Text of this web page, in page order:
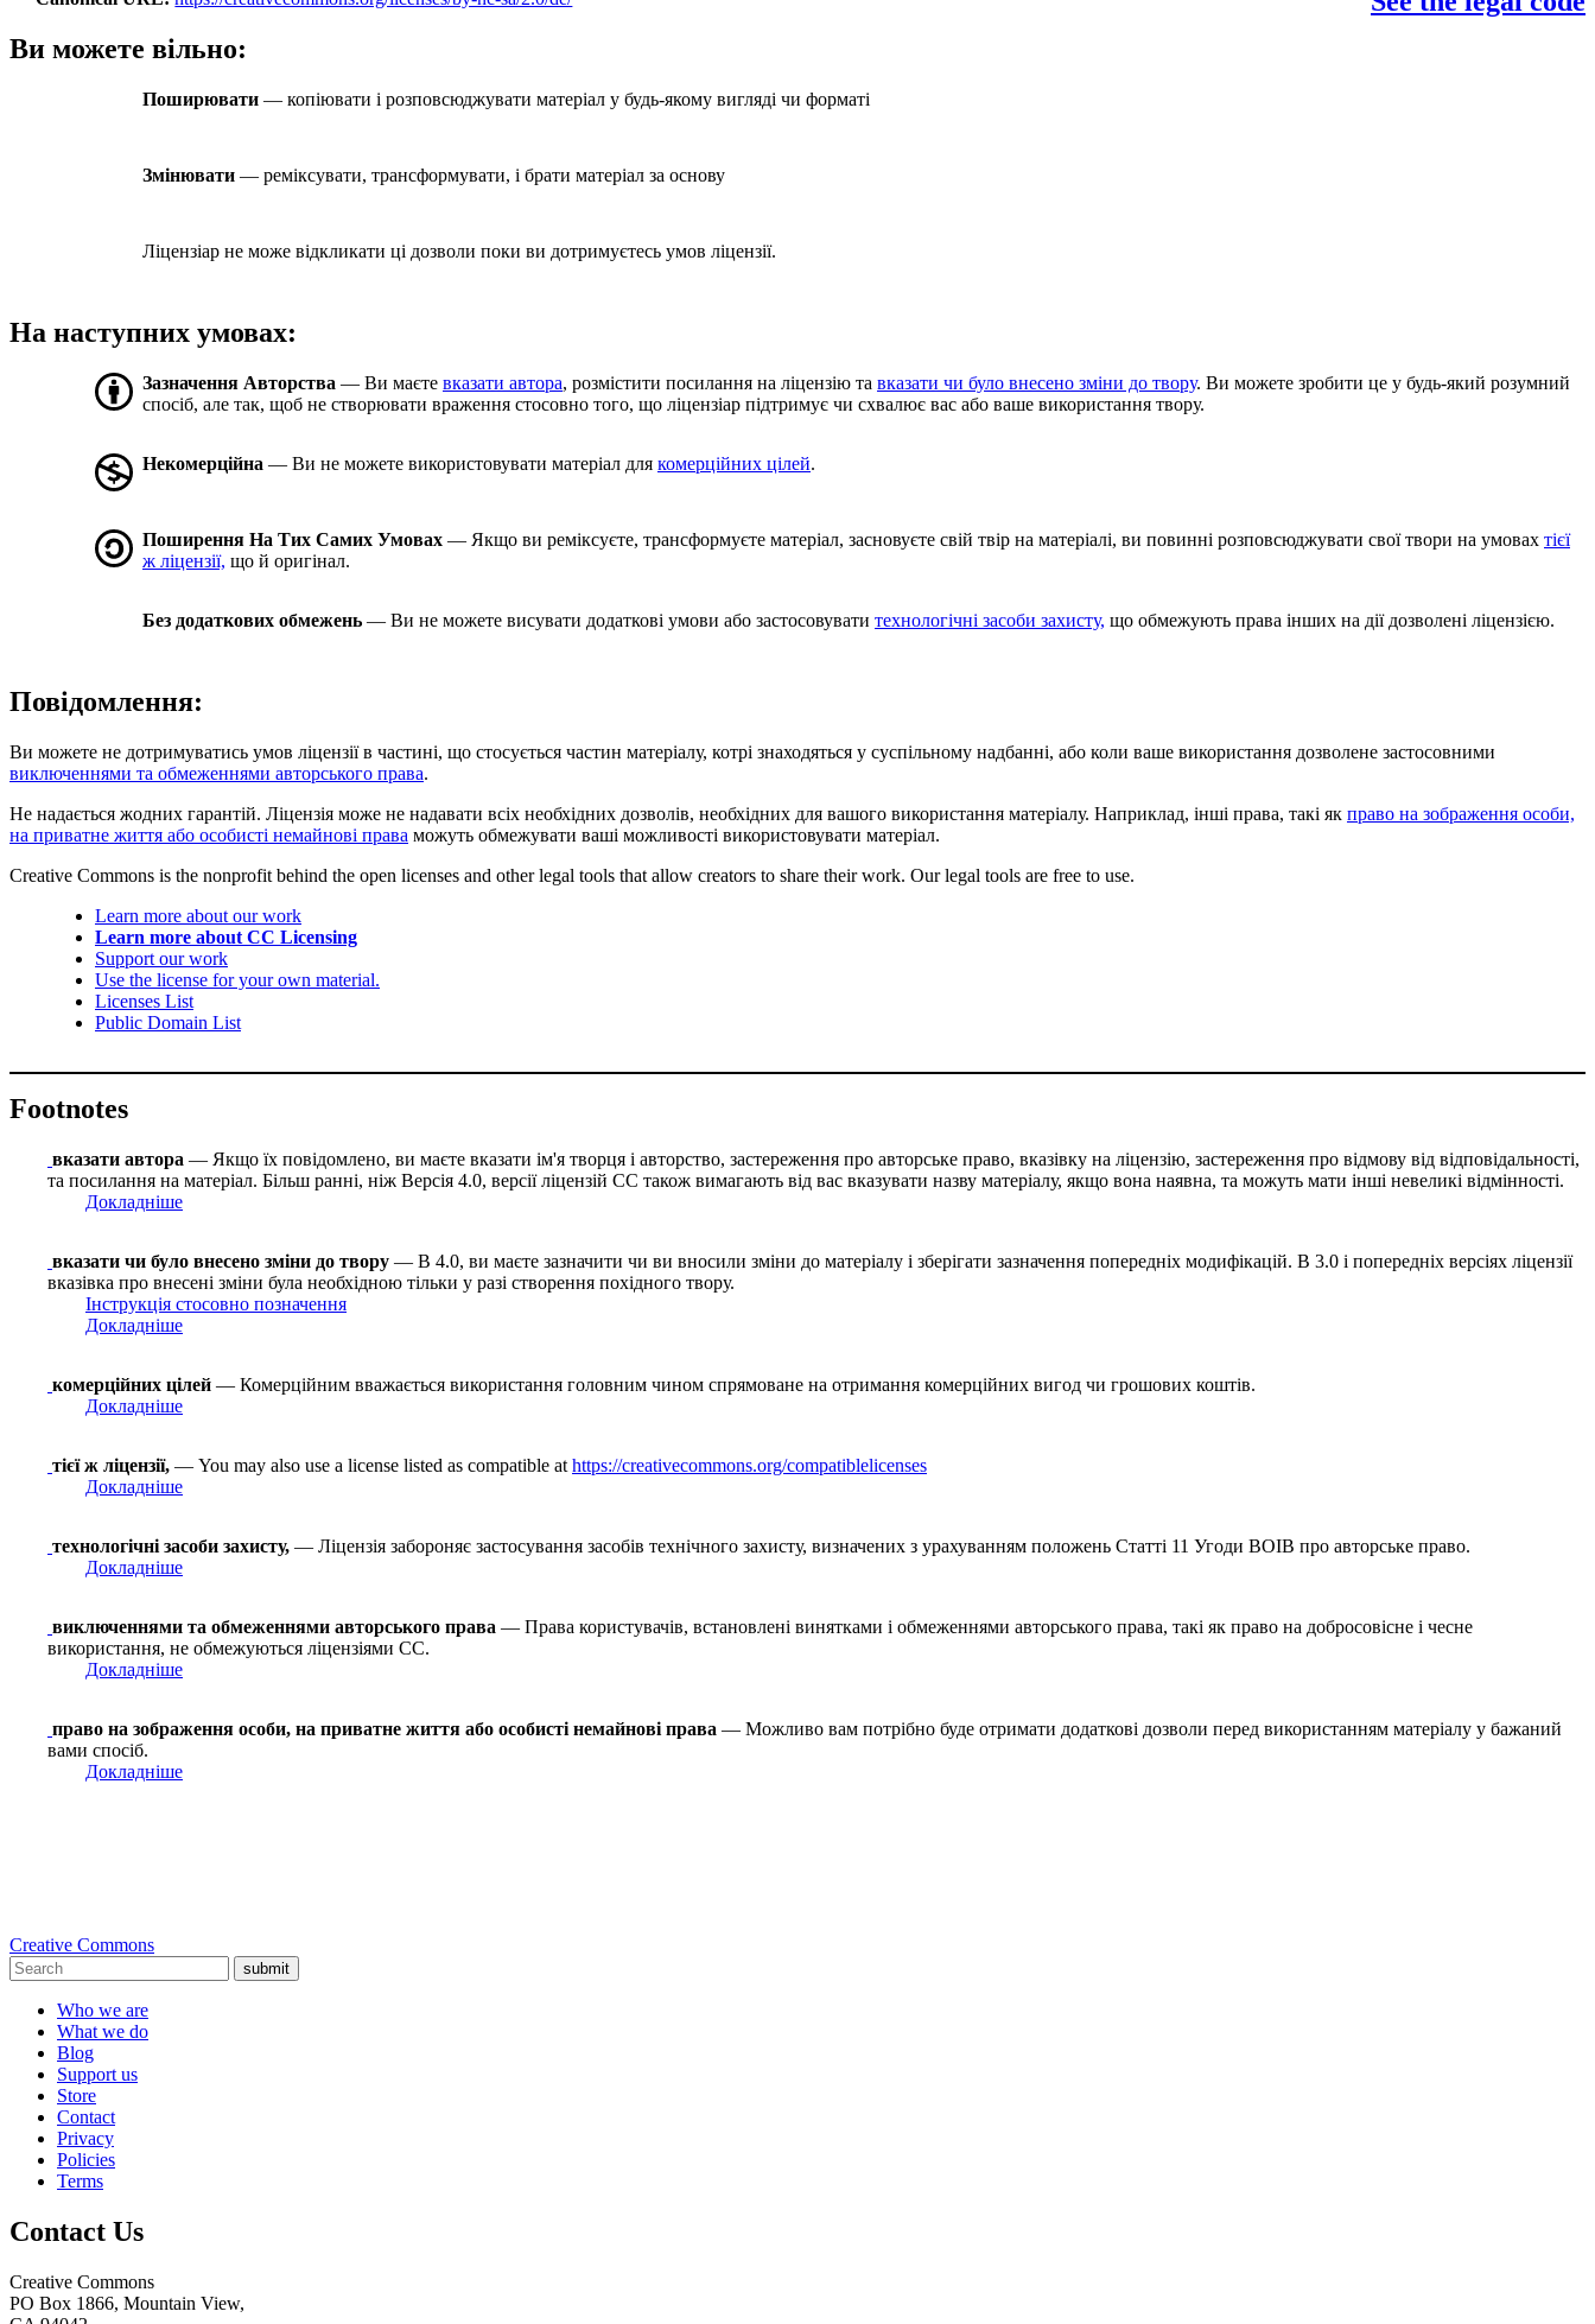
Ви можете вільно:
Поширювати — копіювати і розповсюджувати матеріал у будь-якому вигляді чи форматі
Змінювати — реміксувати, трансформувати, і брати матеріал за основу
Ліцензіар не може відкликати ці дозволи поки ви дотримуєтесь умов ліцензії.
На наступних умовах:
Зазначення Авторства — Ви маєте вказати автора, розмістити посилання на ліцензію та вказати чи було внесено зміни до твору. Ви можете зробити це у будь-який розумний
спосіб, але так, щоб не створювати враження стосовно того, що ліцензіар підтримує чи схвалює вас або ваше використання твору.
Некомерційна — Ви не можете використовувати матеріал для комерційних цілей.
Поширення На Тих Самих Умовах — Якщо ви реміксуєте, трансформуєте матеріал, засновуєте свій твір на матеріалі, ви повинні розповсюджувати свої твори на умовах тієї
ж ліцензії, що й оригінал.
Без додаткових обмежень — Ви не можете висувати додаткові умови або застосовувати технологічні засоби захисту, що обмежують права інших на дії дозволені ліцензією.
Повідомлення:
Ви можете не дотримуватись умов ліцензії в частині, що стосується частин матеріалу, котрі знаходяться у суспільному надбанні, або коли ваше використання дозволене застосовними
виключеннями та обмеженнями авторського права.
Не надається жодних гарантій. Ліцензія може не надавати всіх необхідних дозволів, необхідних для вашого використання матеріалу. Наприклад, інші права, такі як право на зображення особи,
на приватне життя або особисті немайнові права можуть обмежувати ваші можливості використовувати матеріал.
Creative Commons is the nonprofit behind the open licenses and other legal tools that allow creators to share their work. Our legal tools are free to use.
Learn more about our work
Learn more about CC Licensing
Support our work
Use the license for your own material.
Licenses List
Public Domain List
Footnotes
вказати автора — Якщо їх повідомлено, ви маєте вказати ім'я творця і авторство, застереження про авторське право, вказівку на ліцензію, застереження про відмову від відповідальності,
та посилання на матеріал. Більш ранні, ніж Версія 4.0, версії ліцензій CC також вимагають від вас вказувати назву матеріалу, якщо вона наявна, та можуть мати інші невеликі відмінності.
Докладніше
вказати чи було внесено зміни до твору — В 4.0, ви маєте зазначити чи ви вносили зміни до матеріалу і зберігати зазначення попередніх модифікацій. В 3.0 і попередніх версіях ліцензії
вказівка про внесені зміни була необхідною тільки у разі створення похідного твору.
Інструкція стосовно позначення
Докладніше
комерційних цілей — Комерційним вважається використання головним чином спрямоване на отримання комерційних вигод чи грошових коштів.
Докладніше
тієї ж ліцензії, — You may also use a license listed as compatible at https://creativecommons.org/compatiblelicenses
Докладніше
технологічні засоби захисту, — Ліцензія забороняє застосування засобів технічного захисту, визначених з урахуванням положень Статті 11 Угоди ВОІВ про авторське право.
Докладніше
виключеннями та обмеженнями авторського права — Права користувачів, встановлені винятками і обмеженнями авторського права, такі як право на добросовісне і чесне
використання, не обмежуються ліцензіями СС.
Докладніше
право на зображення особи, на приватне життя або особисті немайнові права — Можливо вам потрібно буде отримати додаткові дозволи перед використанням матеріалу у бажаний
вами спосіб.
Докладніше
Creative Commons
submit
Who we are
What we do
Blog
Support us
Store
Contact
Privacy
Policies
Terms
Contact Us
Creative Commons
PO Box 1866, Mountain View,